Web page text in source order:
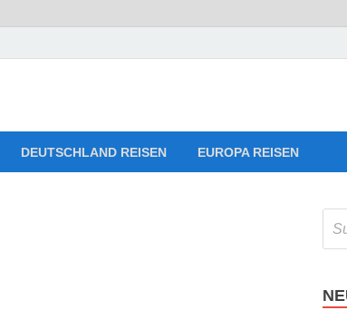
Webseiten für Ihre
DEUTSCHLAND REISEN EUROPA REISEN